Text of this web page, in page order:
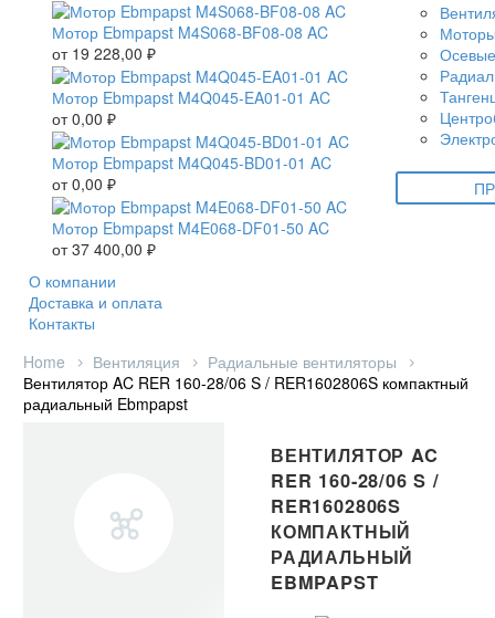
Мотор Ebmpapst M4S068-BF08-08 AC
от 19 228,00 ₽
Мотор Ebmpapst M4Q045-EA01-01 AC
от0,00 ₽
Мотор Ebmpapst M4Q045-BD01-01 AC
от0,00 ₽
Мотор Ebmpapst M4E068-DF01-50 AC
от37 400,00 ₽
О компании
Доставка и оплата
Контакты
Home
Вентиляция
Радиальные вентиляторы
Вентилятор AC RER 160-28/06 S / RER1602806S компактный
радиальный Ebmpapst
ВЕНТИЛЯТОР AC
RER 160-28/06 S /
RER1602806S
КОМПАКТНЫЙ
РАДИАЛЬНЫЙ
EBMPAPST